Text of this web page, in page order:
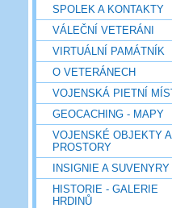
SPOLEK A KONTAKTY
VÁLEČNÍ VETERÁNI
VIRTUÁLNÍ PAMÁTNÍK
O VETERÁNECH
VOJENSKÁ PIETNÍ
GEOCACHING - MAPY
VOJENSKÉ OBJEKTY A
PROSTORY
INSIGNIE A SUVENYRY
HISTORIE - GALERIE
HRDINŮ